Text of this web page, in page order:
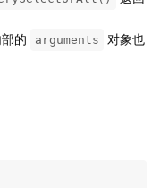
的 arguments
对象也